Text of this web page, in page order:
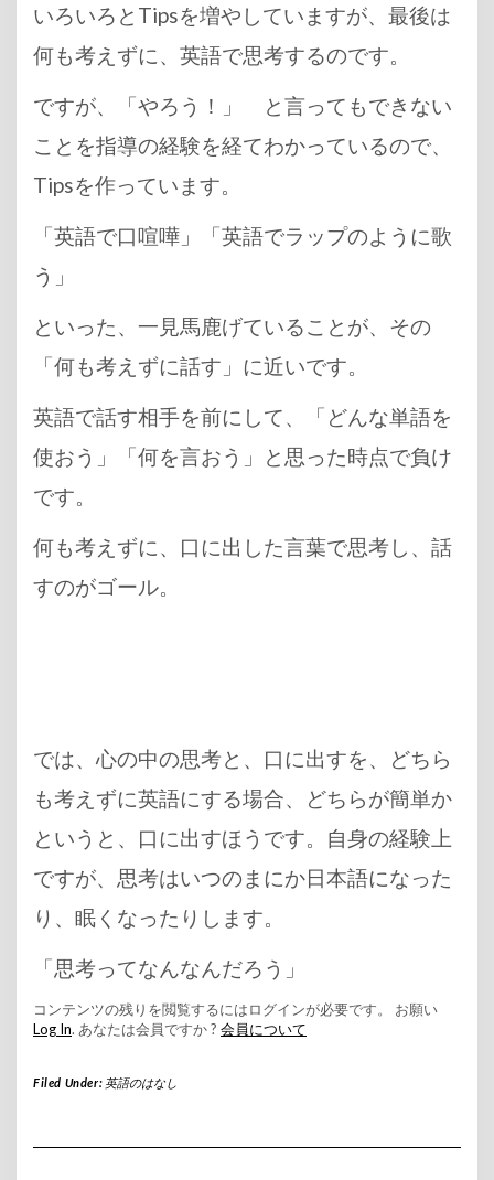
いろいろとTipsを増やしていますが、最後は
何も考えずに、英語で思考するのです。
ですが、「やろう！」 と言ってもできない
ことを指導の経験を経てわかっているので、
Tipsを作っています。
「英語で口喧嘩」「英語でラップのように歌
う」
といった、一見馬鹿げていることが、その
「何も考えずに話す」に近いです。
英語で話す相手を前にして、「どんな単語を
使おう」「何を言おう」と思った時点で負け
です。
何も考えずに、口に出した言葉で思考し、話
すのがゴール。
では、心の中の思考と、口に出すを、どちら
も考えずに英語にする場合、どちらが簡単か
というと、口に出すほうです。自身の経験上
ですが、思考はいつのまにか日本語になった
り、眠くなったりします。
「思考ってなんなんだろう」
コンテンツの残りを閲覧するにはログインが必要です。 お願い
Log In. あなたは会員ですか ? 会員について
Filed Under: 英語のはなし